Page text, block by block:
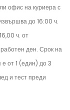
офис на куриера с
до 16:00 ч.
ч. от
ден. Срок на
от 1 (един) до 3
и тест преди